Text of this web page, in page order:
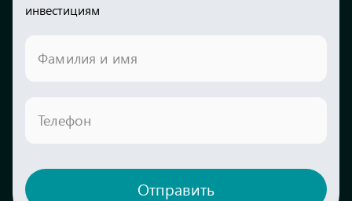
инвестициям
Фамилия и имя
Телефон
Отправить